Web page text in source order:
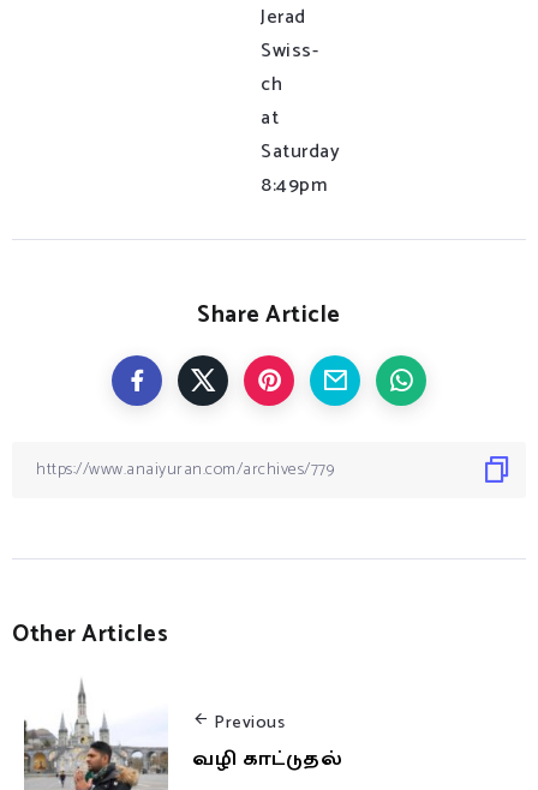
Share Article
Other Articles
Previous
வழி காட்டுதல்